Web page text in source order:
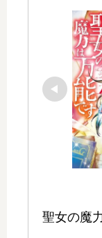
聖女の魔